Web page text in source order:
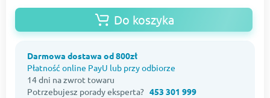
Do koszyka
Darmowa dostawa od 800zł
Płatność online PayU lub przy odbiorze
14 dni na zwrot towaru
Potrzebujesz porady eksperta? 453 301 999